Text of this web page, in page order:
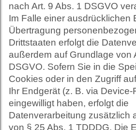
nach Art. 9 Abs. 1 DSGVO
Im Falle einer ausdrücklichen
Übertragung
Drittstaaten erfolgt die
außerdem auf Grundlage von
DSGVO. Sofern Sie in die
Cookies oder in den Zugriff
Ihr Endgerät (z. B. via Device-
eingewilligt haben, erfolgt die
Datenverarbeitung zusätzlich
von § 25 Abs. 1 TDDDG. Die